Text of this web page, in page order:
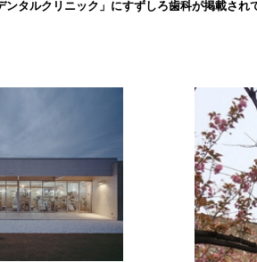
ンタルクリニック」にすずしろ歯科が掲載され